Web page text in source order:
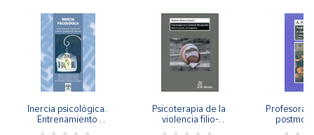
Inercia psicológica.
Entrenamiento
Psicoterapia de la
violencia filio-